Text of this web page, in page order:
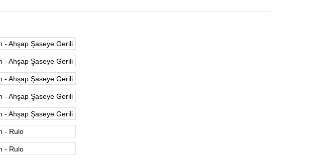
- Ahşap Şaseye Gerili
- Ahşap Şaseye Gerili
- Ahşap Şaseye Gerili
- Ahşap Şaseye Gerili
- Ahşap Şaseye Gerili
- Rulo
- Rulo